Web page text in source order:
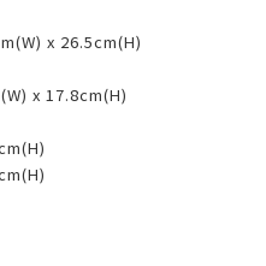
x 26.5cm(H)
x 17.8cm(H)